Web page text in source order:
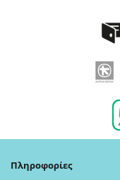
Πληροφορίες